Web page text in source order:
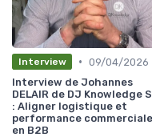
Interview • 09/04/2026
Interview de Johannes
DELAIR de DJ Knowledge
: Aligner logistique et
performance commerciale
en B2B